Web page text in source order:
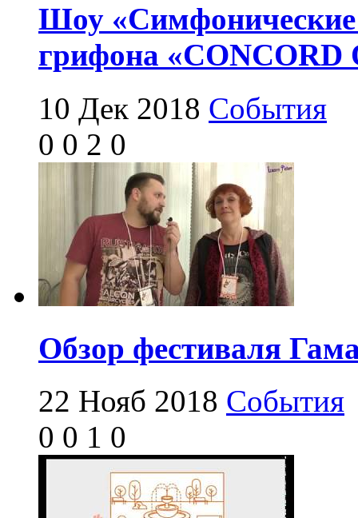
Шоу
грифона «CONCORD
10 Дек 2018 События
0 0 2 0
Обзор фестиваля
22 Нояб 2018 События
0 0 1 0